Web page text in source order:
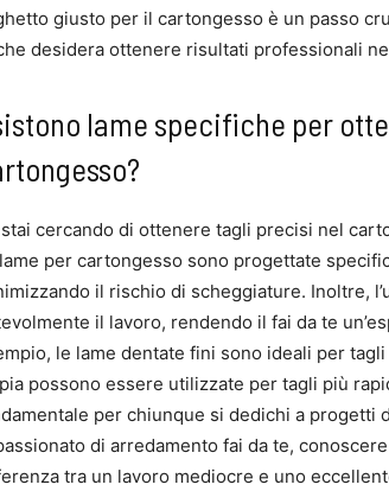
giusto per il cartongesso è un passo
desidera ottenere risultati professionali
lame specifiche per
cercando di ottenere tagli precisi nel
per cartongesso sono progettate
il rischio di scheggiature. Inoltre,
il lavoro, rendendo il fai da te
le lame dentate fini sono ideali per
possono essere utilizzate per tagli più
per chiunque si dedichi a
di arredamento fai da te,
tra un lavoro mediocre e uno